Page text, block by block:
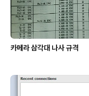
카메라 삼각대 나사 규격